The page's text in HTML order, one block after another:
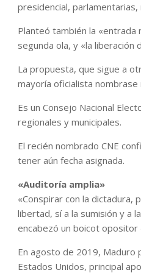
presidencial,
Planteó también la «entrada
segunda ola, y «la
La propuesta, que sigue a
mayoría oficialista
Es un Consejo Nacional
regionales y municipales.
El recién nombrado CNE
tener aún fecha asignada.
«Auditoría amplia»
«Conspirar con la dictadura,
libertad, sí a la sumisión y a
encabezó un boicot
En agosto de 2019, Maduro
Estados Unidos, principal